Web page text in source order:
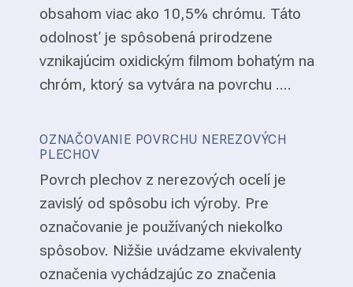
obsahom viac ako 10,5% chrómu. Táto
odolnosť je spôsobená prirodzene
vznikajúcim oxidickým filmom bohatým na
chróm, ktorý sa vytvára na povrchu ....
OZNAČOVANIE POVRCHU NEREZOVÝCH
PLECHOV
Povrch plechov z nerezových ocelí je
zavislý od spôsobu ich výroby. Pre
označovanie je používaných niekoľko
spôsobov. Nižšie uvádzame ekvivalenty
označenia vychádzajúc zo značenia